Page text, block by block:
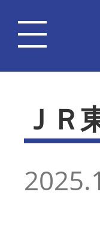
ＪＲ